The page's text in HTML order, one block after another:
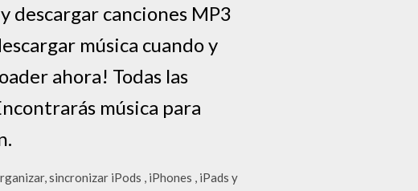
descargar canciones MP3
música cuando y
ahora! Todas las
música para
sincronizar iPods , iPhones , iPads y